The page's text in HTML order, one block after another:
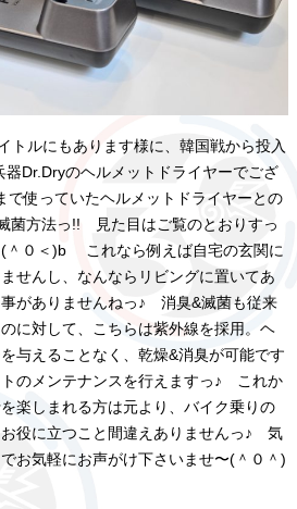
ルにもあります様に、韓国戦から投入
Dr.Dryのヘルメットドライヤーでござ
使っていたヘルメットドライヤーとの
菌方法っ!! 見た目はご覧のとおりすっ
(＾０＜)b これなら例えば自宅の玄関に
せんし、なんならリビングに置いてあ
がありませんねっ♪ 消臭&滅菌も従来
に対して、こちらは紫外線を採用。ヘ
与えることなく、乾燥&消臭が可能です
のメンテナンスを行えますっ♪ これか
楽しまれる方は元より、バイク乗りの
役に立つこと間違えありませんっ♪ 気
お気軽にお声がけ下さいませ〜(＾０＾)